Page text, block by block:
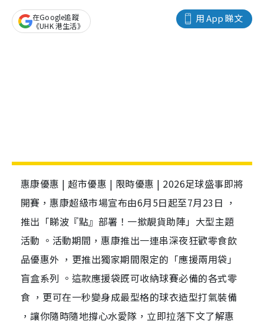
用 App 睇文
在Google追蹤
《UHK 港生活》
惠康優惠 | 超市優惠 | 限時優惠 | 2026足球盛事即將
開賽，惠康超級市場宣布由6月5日起至7月23日 ，
推出「睇波『點』部署！一撳靚貨助陣」大型主題
活動 。活動期間，惠康推出一連串深夜狂歡零食飲
品優惠外 ，更推出獨家期間限定的「應援兩用袋」
盲盒系列 。這款應援袋既可收納球賽必備的各式零
食 ，更可在一秒變身成最型格的球衣造型打氣裝備
，讓你隨時隨地撐心水愛隊，立即拉落下文了解惠